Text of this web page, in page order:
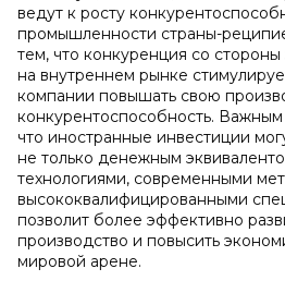
ведут к росту
промышленности страны-
тем, что конкуренция со
на внутреннем рынке
компании повышать свою
конкурентоспособность.
что иностранные инвестиции
не только денежным
технологиями, современными
высококвалифицированными
позволит более эффективно
производство и повысить
мировой арене.